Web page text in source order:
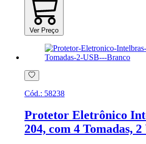
Ver Preço
Cód.: 58238
Protetor Eletrônico
204, com 4 Tomadas,